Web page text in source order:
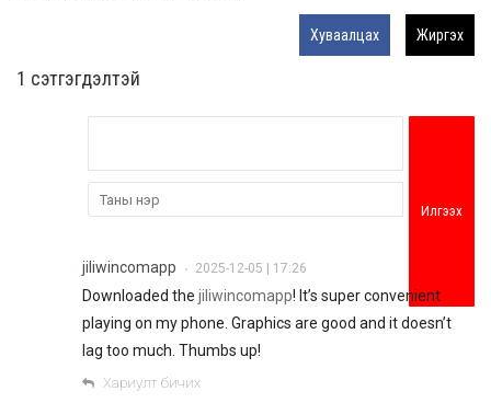
Хуваалцах Жиргэх
1 сэтгэгдэлтэй
Илгээх
jiliwincomapp • 2025-12-05 | 17:26
Downloaded the jiliwincomapp! It’s super convenient
playing on my phone. Graphics are good and it doesn’t
lag too much. Thumbs up!
Хариулт бичих